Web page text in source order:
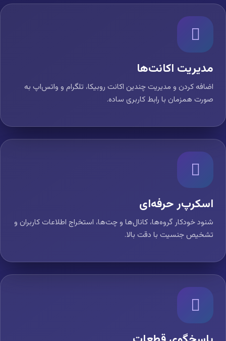
مدیریت اکانت‌ها
اضافه کردن و مدیریت چندین اکانت روبیکا، تلگرام و واتس‌اپ به
صورت همزمان با رابط کاربری ساده.
اسکرپ‌ر حرفه‌ای
شنود خودکار گروه‌ها، کانال‌ها و چت‌ها، استخراج اطلاعات کاربران و
تشخیص جنسیت با دقت بالا.